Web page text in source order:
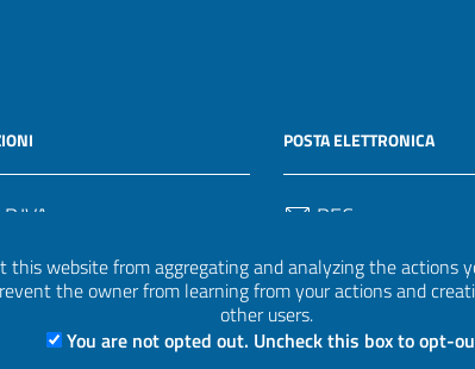
this website from aggregating and analyzing the actions
the owner from learning from your actions and
other users.
You are not opted out. Uncheck this box to opt-
POSTA ELETTRONICA
PEC
Email